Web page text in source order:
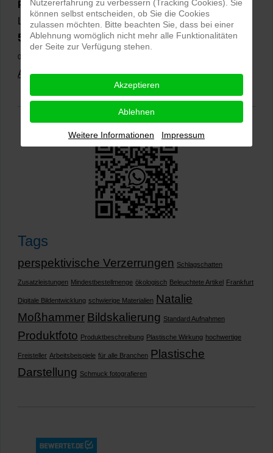
PRO-ducto GmbH, Fotografie und Bildbearbeitung in
Lichtenau
5,0⭐⭐⭐⭐⭐ bei144 Google-Rezensionen (Stand
02.01.2026)
Alle Rezensionen ansehen|Bewertung abgeben
Tags
perspektivische Verzerrungen Schlagschatten
Zusatzleistungen Mindestbestellmenge ökologisch Beleuchtete Artikel Frankfurt
Digitale Bildentwicklung schwierige Materialien Natalie
Moßhammer Bildskalierung Standard Aufnahmen
Produktfoto Produktbeschreibung Plastische Wirkung hochwertige
Freisteller Arbeitsbeispiele für alle Branchen Plastische
Darstellung Schmuck fotografieren
Nutzererfahrung zu verbessern (Tracking Cookies). Sie
können selbst entscheiden, ob Sie die Cookies
zulassen möchten. Bitte beachten Sie, dass bei einer
Ablehnung womöglich nicht mehr alle Funktionalitäten
der Seite zur Verfügung stehen.
Akzeptieren
Ablehnen
Weitere Informationen Impressum